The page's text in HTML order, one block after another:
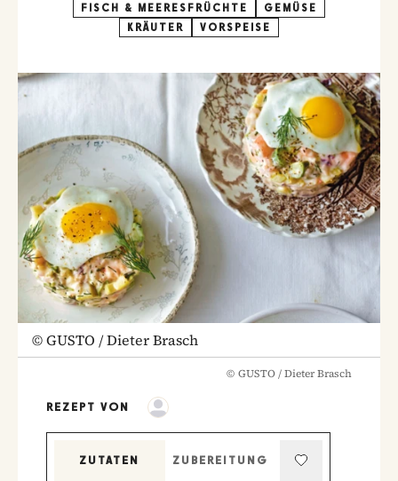
FISCH & MEERESFRÜCHTE
GEMÜSE
KRÄUTER
VORSPEISE
©GUSTO / Dieter Brasch
© GUSTO / Dieter Brasch
REZEPT VON
ZUTATEN
ZUBEREITUNG